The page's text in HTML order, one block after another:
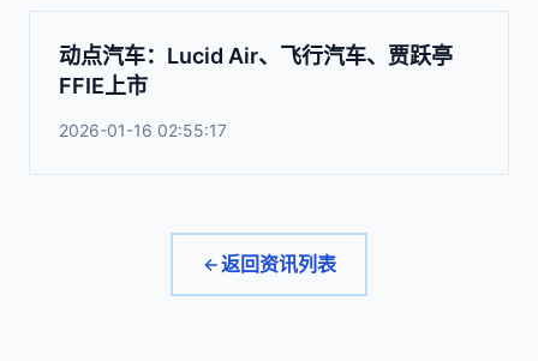
动点汽车：Lucid Air、飞行汽车、贾跃亭
FFIE上市
2026-01-16 02:55:17
返回资讯列表